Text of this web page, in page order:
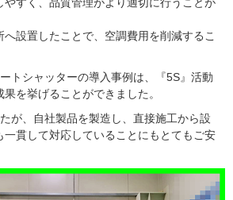
やすく、品質管理がより適切に行うことが
へ設置したことで、空調費用を削減するこ
トシャッターの導入事例は、『5S』活動
を挙げることができました。
が、自社製品を製造し、直接施工から設
一貫して対応していることにもとてもご安